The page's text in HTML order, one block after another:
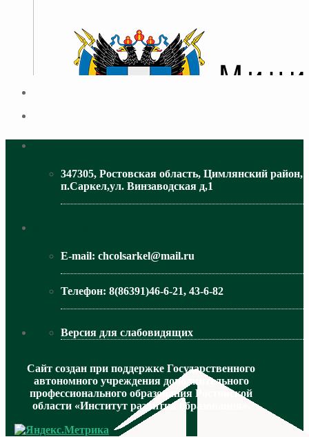
МИНИСТЕРСТВО ПРОСВЕЩЕНИЯ
347305, Ростовская область, Цимлянский район,
п.Саркел,ул. Винзаводская д,1
E-mail: chcolsarkel@mail.ru
Телефон: 8(86391)46-6-21, 43-6-82
Версия для слабовидящих
Сайт создан при поддержке Государственного
автономного учреждения дополнительного
профессионального образования Ростовской
области «Институт развития образования».